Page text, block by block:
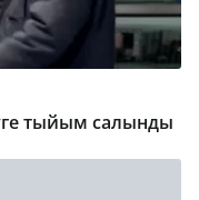
тыйым салынды